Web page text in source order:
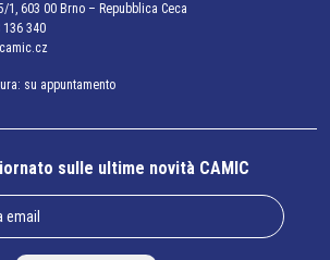
1, 603 00 Brno – Repubblica Ceca
136 340
su appuntamento
sulle ultime novità CAMIC